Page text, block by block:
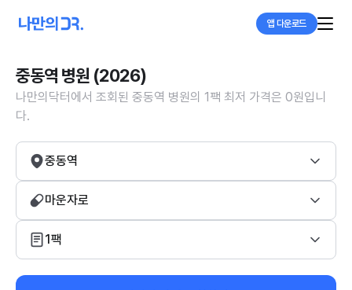
앱 다운로드
중동역 병원 (2026)
나만의닥터에서 조회된 중동역 병원의 1팩 최저 가격은 0원입니
다.
중동역
마운자로
1팩